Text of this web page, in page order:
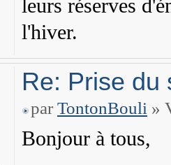
leurs réserves
l'hiver.
Re: Prise du
par TontonBouli »
Bonjour à tous,